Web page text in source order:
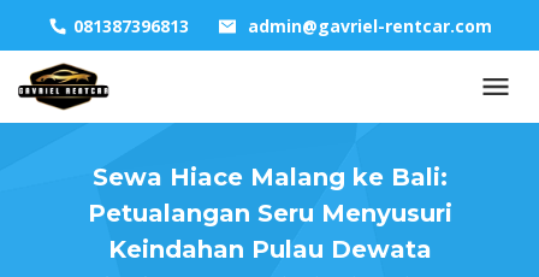
content
081387396813 admin@gavriel-rentcar.com
Sewa Hiace Malang ke Bali:
Petualangan Seru Menyusuri
Keindahan Pulau Dewata